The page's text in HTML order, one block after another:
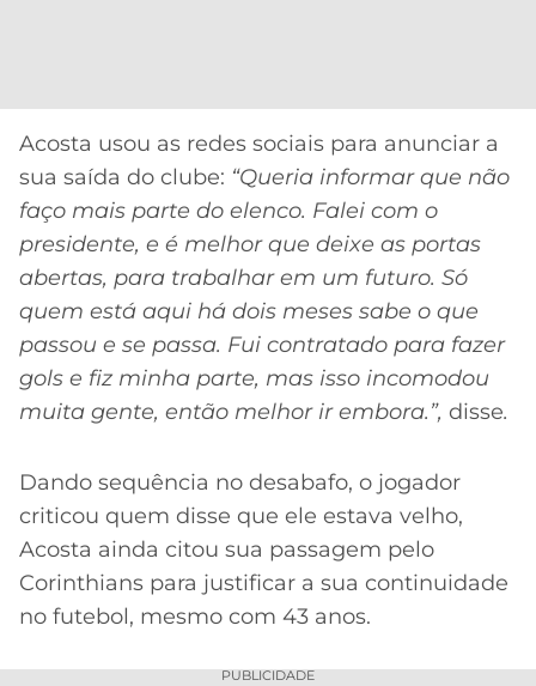
CASSINOS
ONLINE
2026
GRÊMIO
ATLÉTICO
MG
CRUZEIRO
LALIGA
Acosta usou as redes sociais para anunciar a
sua saída do clube: “Queria informar que não
faço mais parte do elenco. Falei com o
presidente, e é melhor que deixe as portas
abertas, para trabalhar em um futuro. Só
quem está aqui há dois meses sabe o que
passou e se passa. Fui contratado para fazer
gols e fiz minha parte, mas isso incomodou
muita gente, então melhor ir embora.”, disse.
Dando sequência no desabafo, o jogador
criticou quem disse que ele estava velho,
Acosta ainda citou sua passagem pelo
Corinthians para justificar a sua continuidade
no futebol, mesmo com 43 anos.
PUBLICIDADE